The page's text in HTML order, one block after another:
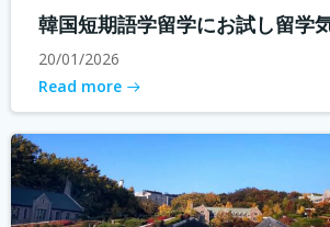
韓国短期語学留学にお試し留学
20/01/2026
Read more